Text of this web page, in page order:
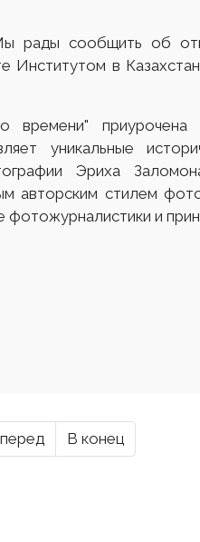
рады сообщить об
Институтом в
времени" приурочена
уникальные
Эриха
авторским стилем
фотожурналистики и
В конец